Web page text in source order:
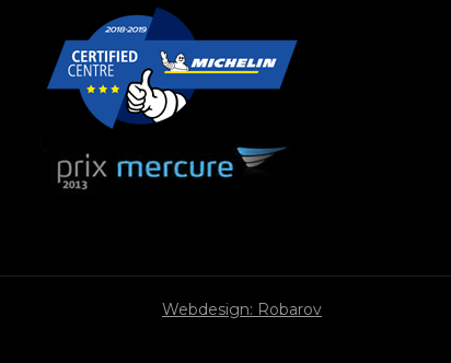
Webdesign: Robarov